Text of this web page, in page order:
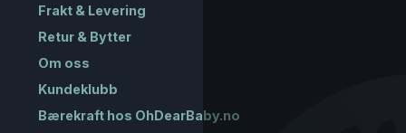
Frakt & Levering
Retur & Bytter
Om oss
Kundeklubb
Bærekraft hos OhDearBaby.no